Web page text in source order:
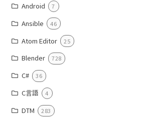
Android 7
Ansible 46
Atom Editor 25
Blender 728
C# 36
C言語 4
DTM 283